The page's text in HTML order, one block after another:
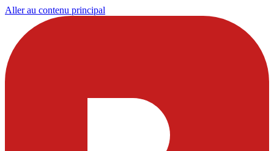
Aller au contenu principal